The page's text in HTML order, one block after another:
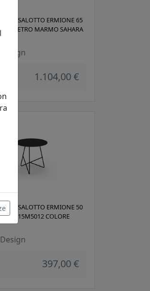
DA SALOTTO ERMIONE 65
IN VETRO MARMO SAHARA
1.104,00 €
DA SALOTTO ERMIONE 50
CT15M5012 COLORE
397,00 €